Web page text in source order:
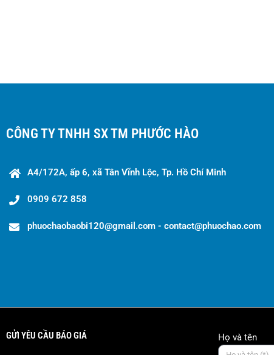
CÔNG TY TNHH SX TM PHƯỚC HÀO
A4/172A, ấp 6, xã Tân Vĩnh Lộc, Tp. Hồ Chí Minh
0909 672 858
phuochaobaobi120@gmail.com - contact@phuochao.com
GỬI YÊU CẦU BÁO GIÁ Họ và tên